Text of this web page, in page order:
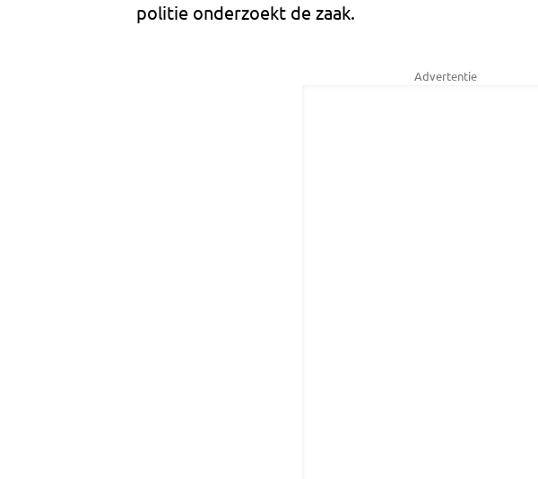
politie onderzoekt de zaak.
Advertentie